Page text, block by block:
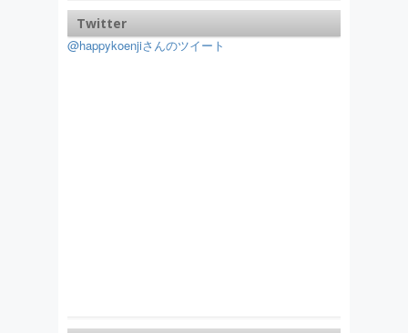
Twitter
@happykoenjiさんのツイート